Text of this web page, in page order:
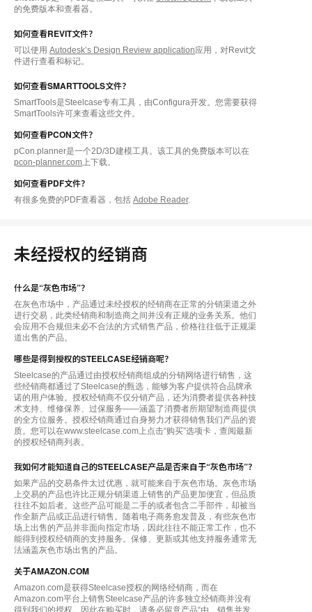
的免费版本和查看器。
如何查看REVIT文件？
可以使用 Autodesk’s Design Review application应用，对Revit文
件进行查看和标记。
如何查看SMARTTOOLS文件？
SmartTools是Steelcase专有工具，由Configura开发。您需要获得
SmartTools许可来查看这些文件。
如何查看PCON文件？
pCon.planner是一个2D/3D建模工具。该工具的免费版本可以在
pcon-planner.com 上下载。
如何查看PDF文件？
有很多免费的PDF查看器，包括 Adobe Reader.
未经授权的经销商
什么是“灰色市场”？
在灰色市场中，产品通过未经授权的经销商在正常的分销渠道之外
进行交易，此类经销商和制造商之间并没有正规的业务关系。他们
会应用不合规但未必不合法的方式销售产品，价格往往低于正规渠
道出售的产品。
哪些是得到授权的STEELCASE经销商呢？
Steelcase的产品通过由授权经销商组成的分销网络进行销售，这
些经销商都通过了Steelcase的甄选，能够为客户提供符合品牌承
诺的用户体验。授权经销商不仅分销产品，还为消费者提供各种技
术支持、维修保养、过保服务——涵盖了消费者所期望制造商提供
的全方位服务。授权经销商通过自身努力才获得销售我们产品的资
质。您可以在www.steelcase.com上点击“购买”选项卡，查阅最新
的授权经销商列表。
我如何才能知道自己的STEELCASE产品是否来自于“灰色市场”？
如果产品的交易条件太过优惠，就可能来自于灰色市场。灰色市场
上交易的产品也许比正规分销渠道上销售的产品更加便宜，但品质
往往不如后者。这些产品可能是二手的或者包含二手部件，却被当
作全新产品或正品进行销售。随着电子商务愈发普及，有些灰色市
场上出售的产品并非面向指定市场，因此往往不能正常工作，也不
能得到授权经销商的支持服务。保修、更新或其他支持服务通常无
法涵盖灰色市场出售的产品。
关于AMAZON.COM
Amazon.com是获得Steelcase授权的网络经销商，而在
Amazon.com平台上销售Steelcase产品的许多独立经销商并没有
得到我们的授权。因此在购买时，请务必留意产品“由…销售并发